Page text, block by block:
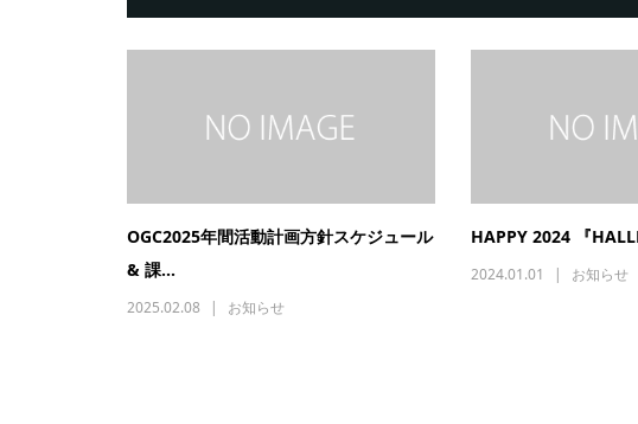
OGC2025年間活動計画方針スケジュール
& 課...
2025.02.08 お知らせ
HAPPY 2024 『
2024.01.01 お知らせ